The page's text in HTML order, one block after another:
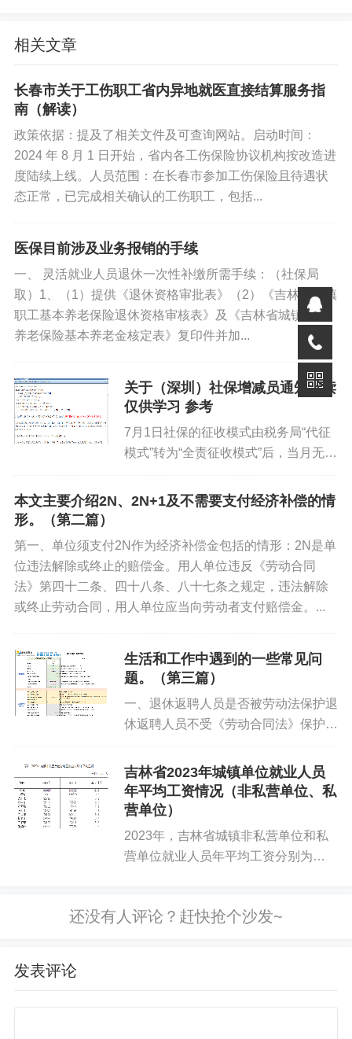
相关文章
长春市关于工伤职工省内异地就医直接结算服务指
南（解读）
政策依据：提及了相关文件及可查询网站。启动时间：
2024 年 8 月 1 日开始，省内各工伤保险协议机构按改造进
度陆续上线。人员范围：在长春市参加工伤保险且待遇状
态正常，已完成相关确认的工伤职工，包括...
医保目前涉及业务报销的手续
一、 灵活就业人员退休一次性补缴所需手续：（社保局
取）1、（1）提供《退休资格审批表》（2）《吉林省城镇
职工基本养老保险退休资格审核表》及《吉林省城镇职工
养老保险基本养老金核定表》复印件并加...
关于（深圳）社保增减员通知解读
仅供学习 参考
7月1日社保的征收模式由税务局“代征
模式”转为“全责征收模式”后，当月无参
大的改变是当月离职员工由第一家单位
本文主要介绍2N、2N+1及不需要支付经济补偿的情
形。（第二篇）
第一、单位须支付2N作为经济补偿金包括的情形：2N是单
位违法解除或终止的赔偿金。用人单位违反《劳动合同
法》第四十二条、四十八条、八十七条之规定，违法解除
或终止劳动合同，用人单位应当向劳动者支付赔偿金。...
生活和工作中遇到的一些常见问
题。（第三篇）
一、退休返聘人员是否被劳动法保护退
休返聘人员不受《劳动合同法》保护，
劳动合同时，劳动者必须具备法定的资
格，即劳动者要有劳动权利能力和劳动
行为能力，是符合法律要件的劳动...
吉林省2023年城镇单位就业人员
年平均工资情况（非私营单位、私
营单位）
2023年，吉林省城镇非私营单位和私
营单位就业人员年平均工资分别为
全省城镇非私营单位就业人员年平均...
发表评论